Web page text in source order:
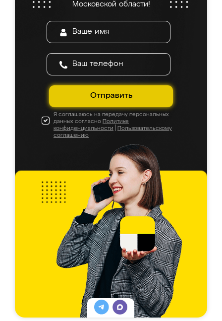
Московской области!
Отправить
Я соглашаюсь на передачу персональных
данных согласно Политике
конфиденциальности
Пользовательскому
соглашению